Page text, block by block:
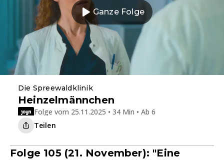
Ganze Folge
Die Spreewaldklinik
Heinzelmännchen
Folge vom 25.11.2025 • 34 Min • Ab 6
Teilen
Folge 105 (21. November): "Eine